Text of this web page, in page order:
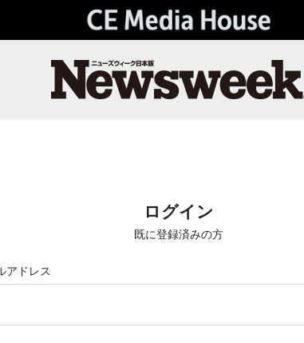
ログイン
既に登録済みの方
アドレス